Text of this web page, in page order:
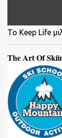
To Keep Life
The Art Of